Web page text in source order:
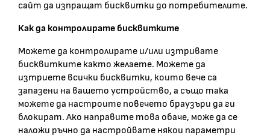
сайт да изпращат бисквитки до потребителите.
Как да контролирате бисквитките
Можете да контролирате и/или изтривате
бисквитките както желаете. Можете да
изтриете всички бисквитки, които вече са
запазени на вашето устройство, а също така
можете да настроите повечето браузъри да ги
блокират. Ако направите това обаче, може да се
наложи ръчно да настройвате някои параметри